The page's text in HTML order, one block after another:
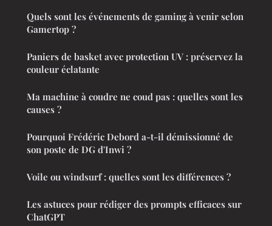
Quels sont les événements de gaming à venir selon
Gamertop ?
Paniers de basket avec protection UV : préservez la
couleur éclatante
Ma machine à coudre ne coud pas : quelles sont les
causes ?
Pourquoi Frédéric Debord a-t-il démissionné de
son poste de DG d'Inwi ?
Voile ou windsurf : quelles sont les différences ?
Les astuces pour rédiger des prompts efficaces sur
ChatGPT